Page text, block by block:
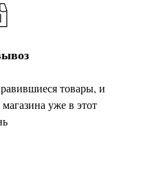
товары, и
уже в этот